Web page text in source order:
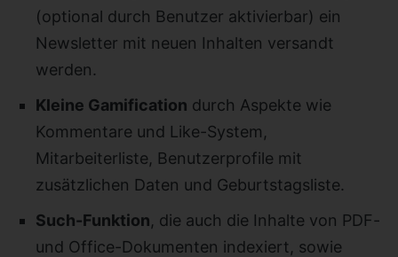
(optional durch Benutzer aktivierbar) ein
Newsletter mit neuen Inhalten versandt
werden.
Kleine Gamification durch Aspekte wie
Kommentare und Like-System,
Mitarbeiterliste, Benutzerprofile mit
zusätzlichen Daten und Geburtstagsliste.
Such-Funktion, die auch die Inhalte von PDF-
und Office-Dokumenten indexiert, sowie